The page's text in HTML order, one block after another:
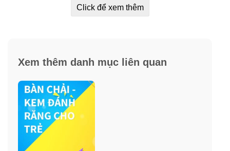
Click để xem thêm
Xem thêm danh mục liên quan